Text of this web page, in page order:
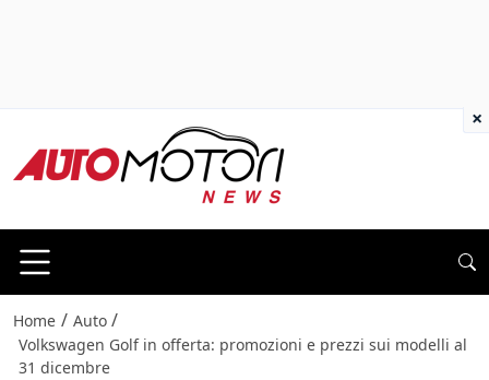
Home / Auto /
Volkswagen Golf in offerta: promozioni e prezzi sui modelli al
31 dicembre
×